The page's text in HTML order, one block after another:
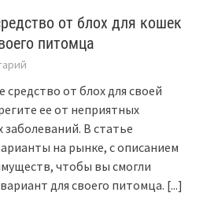
от блох для кошек
питомца
от блох для своей
ее от неприятных
В статье
на рынке, с описанием
чтобы вы смогли
для своего питомца. [...]